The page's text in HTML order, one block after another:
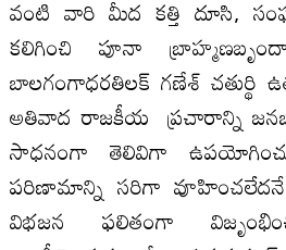
వంటి వారి మీద కత్తి దూసి,
కలిగించి పూనా
బాలగంగాధరతిలక్‌ గణేశ్‌ చతుర్థి
అతివాద రాజకీయ ప్రచారాన్ని
సాధనంగా తెలివిగా
పరిణామాన్ని సరిగా వూహించలేదనే
విభజన ఫలితంగా